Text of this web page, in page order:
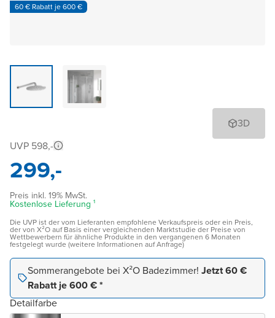
60 € Rabatt je 600 €
3D
UVP 598,-
299,-
Preis inkl. 19% MwSt.
Kostenlose Lieferung ¹
Die UVP ist der vom Lieferanten empfohlene Verkaufspreis oder ein Preis,
der von X²O auf Basis einer vergleichenden Marktstudie der Preise von
Wettbewerbern für ähnliche Produkte in den vergangenen 6 Monaten
festgelegt wurde (weitere Informationen auf Anfrage)
Sommerangebote bei X²O Badezimmer! Jetzt 60 €
Rabatt je 600 € *
Detailfarbe